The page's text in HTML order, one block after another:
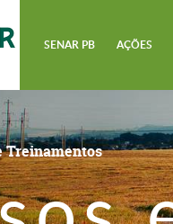
SENAR PB AÇÕES
Treinamentos